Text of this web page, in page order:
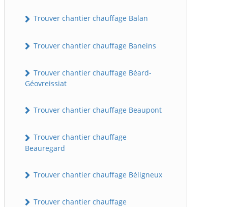
Trouver chantier chauffage Balan
Trouver chantier chauffage Baneins
Trouver chantier chauffage Béard-
Géovreissiat
Trouver chantier chauffage Beaupont
Trouver chantier chauffage
Beauregard
Trouver chantier chauffage Béligneux
Trouver chantier chauffage